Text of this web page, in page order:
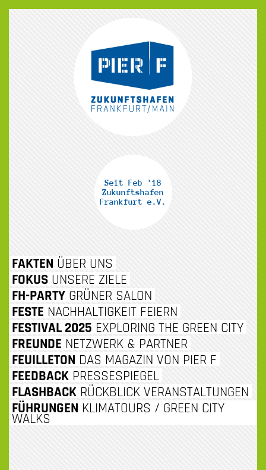
Seit Feb '18
Zukunftshafen
Frankfurt e.V.
ZUM
INHALT
SPRINGEN
FAKTEN ÜBER UNS
FOKUS UNSERE ZIELE
FH-PARTY GRÜNER SALON
FESTE NACHHALTIGKEIT FEIERN
FESTIVAL 2025 EXPLORING THE GREEN CITY
FREUNDE NETZWERK & PARTNER
FEUILLETON DAS MAGAZIN VON PIER F
FEEDBACK PRESSESPIEGEL
FLASHBACK RÜCKBLICK VERANSTALTUNGEN
FÜHRUNGEN KLIMATOURS / GREEN CITY
WALKS